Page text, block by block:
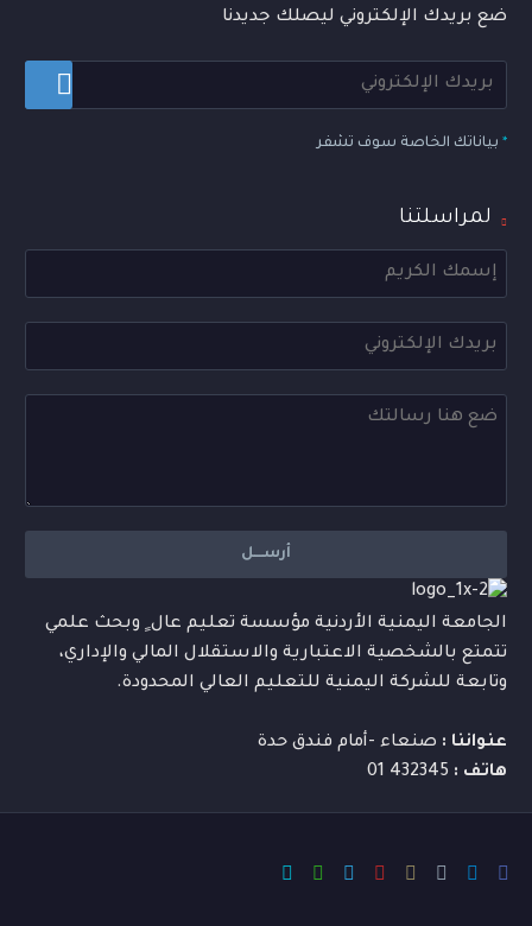
ضع بريدك الإلكتروني ليصلك جديدنا
* بياناتك الخاصة سوف تشفر
لمراسلتنا
الجامعة اليمنية الأردنية مؤسسة تعليم عال ٍ وبحث علمي
تتمتع بالشخصية الاعتبارية والاستقلال المالي والإداري،
وتابعة للشركة اليمنية للتعليم العالي المحدودة.
عنواننا : صنعاء -أمام فندق حدة
هاتف :